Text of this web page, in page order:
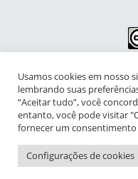
NIPIAC – Núcleo
Adolescência
Universidade Federal do Rio
Av. Pasteur, 250 – Urca,
Rio de Janeiro - RJ, Brasil |
Usamos cookies em nosso
lembrando suas
“Aceitar tudo”, você
entanto, você pode visitar
fornecer um
Configurações de cookies